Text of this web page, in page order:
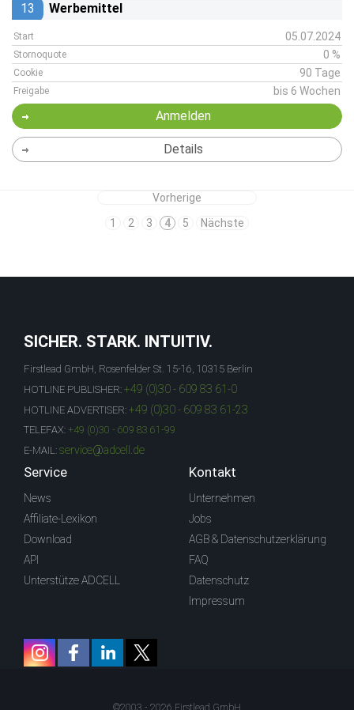
13 Werbemittel
Start 05.07.2024
Stornoquote 0 %
Cookie 90 Tage
Freigabe bis 6 Wochen
Anmelden
Details
Vorherige
1
2 3 4 5 Nächste
SICHER. STARK. INTUITIV.
Firstlead GmbH, Rosenfelder St. 15-16, 10315 Berlin
HOTLINE PUBLISHER: +49 (0)30 - 609 83 61-0
HOTLINE ADVERTISER: +49 (0)30 - 609 83 61-23
TELEFAX: +49 (0)30 - 609 83 61-99
E-MAIL: service@adcell.de
Service
News
Affiliate-Lexikon
Download
API
Unterstütze ADCELL
Kontakt
Unternehmen
Jobs
AGB & Datenschutzerklärung
FAQ
Datenschutz
Impressum
©2003 - 2026 Firstlead GmbH